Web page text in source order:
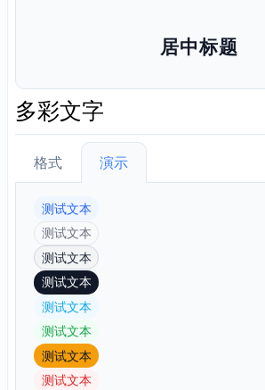
居中标题
多彩文字
格式 演示
测试文本
测试文本
测试文本
测试文本
测试文本
测试文本
测试文本
测试文本